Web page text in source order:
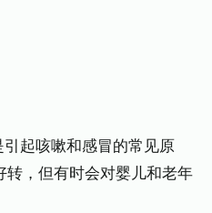
起咳嗽和感冒的常见原
转，但有时会对婴儿和老年